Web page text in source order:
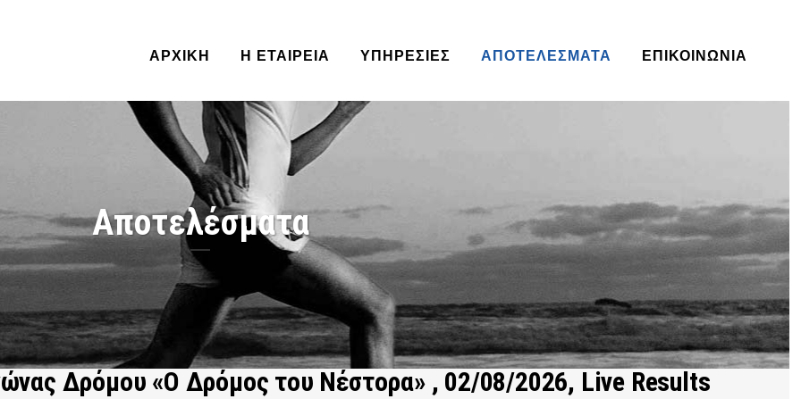
ΑΡΧΙΚΗ Η ΕΤΑΙΡΕΙΑ ΥΠΗΡΕΣΊΕΣ ΑΠΟΤΕΛΈΣΜΑΤΑ ΕΠΙΚΟΙΝΩΝΙΑ
Αποτελέσματα
Δρόμου «Ο Δρόμος του Νέστορα» , 02/08/2026, Live Results